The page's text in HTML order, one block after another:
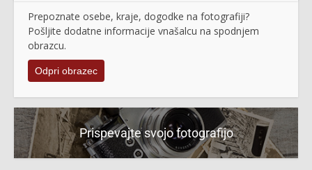
Prepoznate osebe, kraje, dogodke na fotografiji?
Pošljite dodatne informacije vnašalcu na spodnjem
obrazcu.
Odpri obrazec
Prispevajte svojo fotografijo